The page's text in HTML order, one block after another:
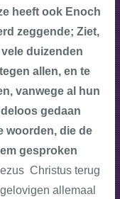
heeft ook Enoch
zeggende; Ziet,
duizenden
allen, en te
vanwege al hun
gedaan
woorden, die de
gesproken
Christus terug
allemaal